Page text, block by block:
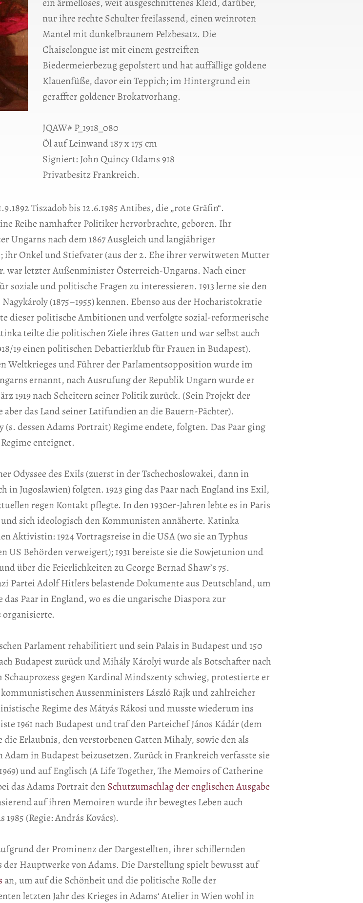
ein ärmelloses, weit ausgeschnittenes Kleid, darüber,
nur ihre rechte Schulter freilassend, einen weinroten
Mantel mit dunkelbraunem Pelzbesatz. Die
Chaiselongue ist mit einem gestreiften
Biedermeierbezug gepolstert und hat auffällige goldene
Klauenfüße, davor ein Teppich; im Hintergrund ein
geraffter goldener Brokatvorhang.
JQAW# P_1918_080
Öl auf Leinwand 187 x 175 cm
Signiert: John Quincy Ɑdams 918
Privatbesitz Frankreich.
Tiszadob bis 12.6.1985 Antibes, die „rote Gräfin“.
Reihe namhafter Politiker hervorbrachte, geboren. Ihr
Ungarns nach dem 1867 Ausgleich und langjähriger
Onkel und Stiefvater (aus der 2. Ehe ihrer verwitweten Mutter
war letzter Außenminister Österreich-Ungarns. Nach einer
und politische Fragen zu interessieren. 1913 lerne sie den
(1875–1955) kennen. Ebenso aus der Hocharistokratie
dieser politische Ambitionen und verfolgte sozial-reformerische
teilte die politischen Ziele ihres Gatten und war selbst auch
19 einen politischen Debattierklub für Frauen in Budapest).
und Führer der Parlamentsopposition wurde im
ernannt, nach Ausrufung der Republik Ungarn wurde er
1919 nach Scheitern seiner Politik zurück. (Sein Projekt der
das Land seiner Latifundien an die Bauern-Pächter).
dessen Adams Portrait) Regime endete, folgten. Das Paar ging
enteignet.
Odyssee des Exils (zuerst in der Tschechoslowakei, dann in
Jugoslawien) folgten. 1923 ging das Paar nach England ins Exil,
regen Kontakt pflegte. In den 1930er-Jahren lebte es in Paris
sich ideologisch den Kommunisten annäherte. Katinka
Aktivistin: 1924 Vortragsreise in die USA (wo sie an Typhus
US Behörden verweigert); 1931 bereiste sie die Sowjetunion und
über die Feierlichkeiten zu George Bernad Shaw’s 75.
Partei Adolf Hitlers belastende Dokumente aus Deutschland, um
Paar in England, wo es die ungarische Diaspora zur
Parlament rehabilitiert und sein Palais in Budapest und 150
Budapest zurück und Mihály Károlyi wurde als Botschafter nach
Schauprozess gegen Kardinal Mindszenty schwieg, protestierte er
Aussenministers László Rajk und zahlreicher
Regime des Mátyás Rákosi und musste wiederum ins
1961 nach Budapest und traf den Parteichef János Kádár (dem
Erlaubnis, den verstorbenen Gatten Mihaly, sowie den als
in Budapest beizusetzen. Zurück in Frankreich verfasste sie
und auf Englisch (A Life Together, The Memoirs of Catherine
das Adams Portrait denSchutzumschlag der englischen Ausgabe
auf ihren Memoiren wurde ihr bewegtes Leben auch
(Regie: András Kovács).
der Prominenz der Dargestellten, ihrer schillernden
Hauptwerke von Adams. Die Darstellung spielt bewusst auf
an, um auf die Schönheit und die politische Rolle der
letzten Jahr des Krieges in Adams‘ Atelier in Wien wohl in